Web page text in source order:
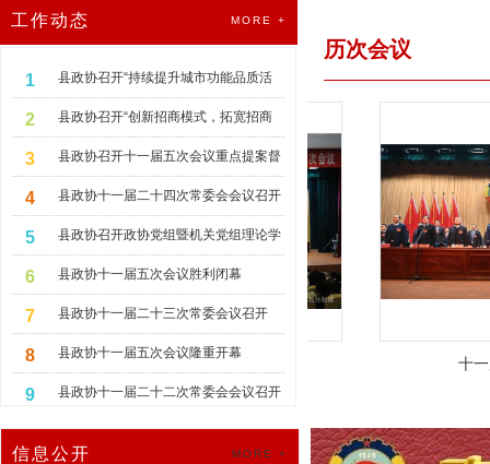
工作动态 MORE +
历次会议
1 县政协召开“持续提升城市功能品质活
力，加速推进‘小县大城’建设”专题协商
活动知情明政报告会
2 县政协召开“创新招商模式，拓宽招商
思路,提高‘双招双引’质效”专题协商活动
知情明政报告会
3 县政协召开十一届五次会议重点提案督
办协商会
4 县政协十一届二十四次常委会会议召开
5 县政协召开政协党组暨机关党组理论学
习中心组学习（扩大）会议
6 县政协十一届五次会议胜利闭幕
7 县政协十一届二十三次常委会议召开
8 县政协十一届五次会议隆重开幕
9 县政协十一届二十二次常委会会议召开
10 县政协召开政协党组暨机关党组理论学
十一届四次 十一
信息公开 MORE +